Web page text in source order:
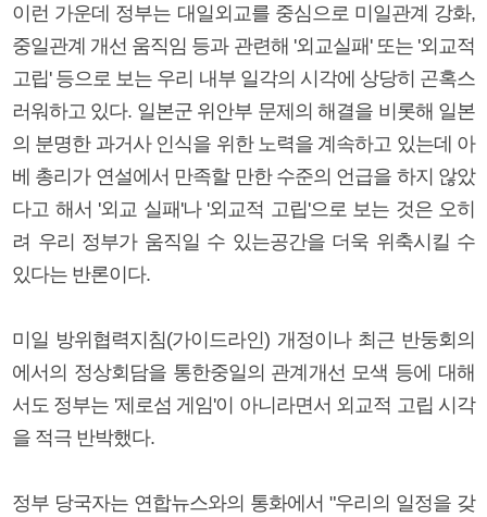
이런 가운데 정부는 대일외교를 중심으로 미일관계 강화,
중일관계 개선 움직임 등과 관련해 '외교실패' 또는 '외교적
고립' 등으로 보는 우리 내부 일각의 시각에 상당히 곤혹스
러워하고 있다. 일본군 위안부 문제의 해결을 비롯해 일본
의 분명한 과거사 인식을 위한 노력을 계속하고 있는데 아
베 총리가 연설에서 만족할 만한 수준의 언급을 하지 않았
다고 해서 '외교 실패'나 '외교적 고립'으로 보는 것은 오히
려 우리 정부가 움직일 수 있는공간을 더욱 위축시킬 수
있다는 반론이다.
미일 방위협력지침(가이드라인) 개정이나 최근 반둥회의
에서의 정상회담을 통한중일의 관계개선 모색 등에 대해
서도 정부는 '제로섬 게임'이 아니라면서 외교적 고립 시각
을 적극 반박했다.
정부 당국자는 연합뉴스와의 통화에서 "우리의 일정을 갖